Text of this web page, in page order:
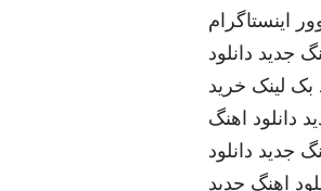
اینستاگرام
جدید دانلود
بک لینک خرید
دانلود اهنگ
جدید دانلود
اهنگ جدید